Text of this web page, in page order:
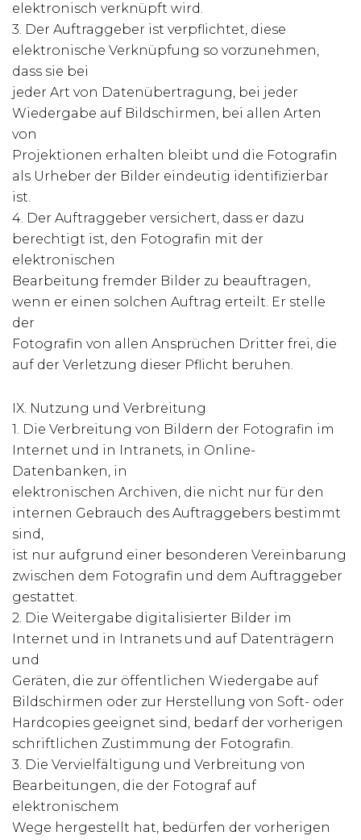
elektronisch verknüpft wird.
3. Der Auftraggeber ist verpflichtet, diese
elektronische Verknüpfung so vorzunehmen,
dass sie bei
jeder Art von Datenübertragung, bei jeder
Wiedergabe auf Bildschirmen, bei allen Arten
von
Projektionen erhalten bleibt und die Fotografin
als Urheber der Bilder eindeutig identifizierbar
ist.
4. Der Auftraggeber versichert, dass er dazu
berechtigt ist, den Fotografin mit der
elektronischen
Bearbeitung fremder Bilder zu beauftragen,
wenn er einen solchen Auftrag erteilt. Er stelle
der
Fotografin von allen Ansprüchen Dritter frei, die
auf der Verletzung dieser Pflicht beruhen.
IX. Nutzung und Verbreitung
1. Die Verbreitung von Bildern der Fotografin im
Internet und in Intranets, in Online-
Datenbanken, in
elektronischen Archiven, die nicht nur für den
internen Gebrauch des Auftraggebers bestimmt
sind,
ist nur aufgrund einer besonderen Vereinbarung
zwischen dem Fotografin und dem Auftraggeber
gestattet.
2. Die Weitergabe digitalisierter Bilder im
Internet und in Intranets und auf Datenträgern
und
Geräten, die zur öffentlichen Wiedergabe auf
Bildschirmen oder zur Herstellung von Soft- oder
Hardcopies geeignet sind, bedarf der vorherigen
schriftlichen Zustimmung der Fotografin.
3. Die Vervielfältigung und Verbreitung von
Bearbeitungen, die der Fotograf auf
elektronischem
Wege hergestellt hat, bedürfen der vorherigen